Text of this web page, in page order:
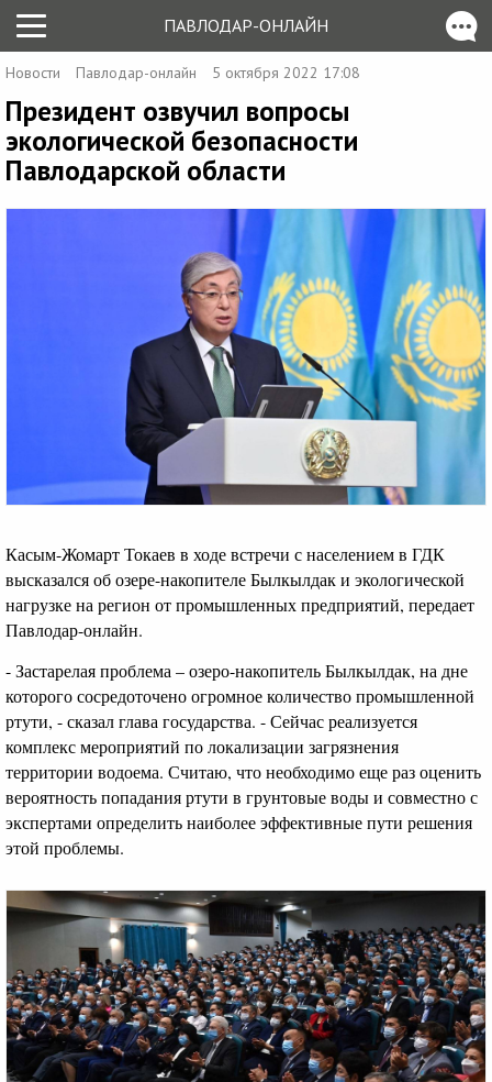
ПАВЛОДАР-ОНЛАЙН
Новости Павлодар-онлайн 5 октября 2022 17:08
Президент озвучил вопросы
экологической безопасности
Павлодарской области
Касым-Жомарт Токаев в ходе встречи с населением в ГДК
высказался об озере-накопителе Былкылдак и экологической
нагрузке на регион от промышленных предприятий, передает
Павлодар-онлайн.
- Застарелая проблема – озеро-накопитель Былкылдак, на дне
которого сосредоточено огромное количество промышленной
ртути, - сказал глава государства. - Сейчас реализуется
комплекс мероприятий по локализации загрязнения
территории водоема. Считаю, что необходимо еще раз оценить
вероятность попадания ртути в грунтовые воды и совместно с
экспертами определить наиболее эффективные пути решения
этой проблемы.